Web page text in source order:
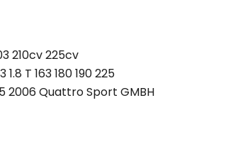
210cv 225cv
1.8 T 163 180 190 225
2006 Quattro Sport GMBH